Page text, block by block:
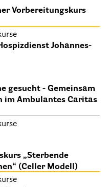
am 19. Okt. 2024
Hospiz- und Palliativarbeit
Wand
Vorbereitungskurs
Johannes-
gesucht - Gemeinsam
im Ambulantes Caritas
„Sterbende
(Celler Modell)